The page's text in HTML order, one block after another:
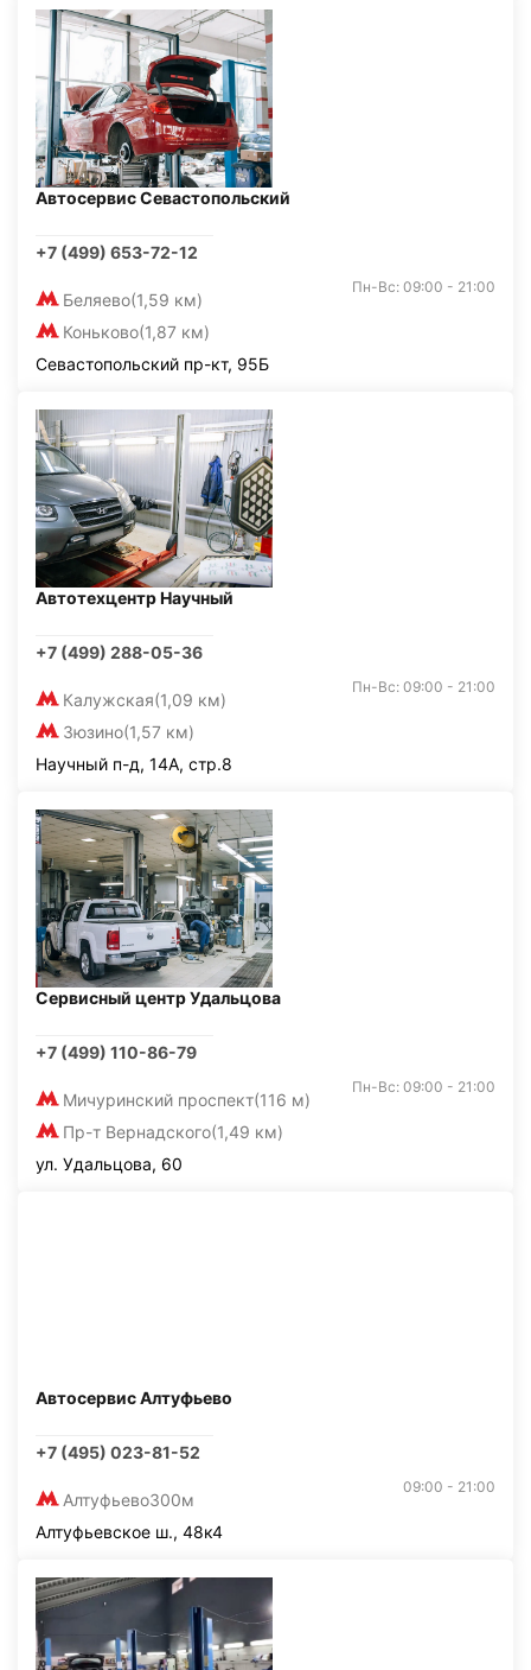
Автосервис Севастопольский
+7 (499) 653-72-12
Беляево(1,59 км)
Коньково(1,87 км)
Пн-Вс: 09:00 - 21:00
Севастопольский пр-кт, 95Б
Автотехцентр Научный
+7 (499) 288-05-36
Калужская(1,09 км)
Зюзино(1,57 км)
Пн-Вс: 09:00 - 21:00
Научный п-д, 14А, стр.8
Сервисный центр Удальцова
+7 (499) 110-86-79
Мичуринский проспект(116 м)
Пр-т Вернадского(1,49 км)
Пн-Вс: 09:00 - 21:00
ул. Удальцова, 60
Автосервис Алтуфьево
+7 (495) 023-81-52
Алтуфьево300м
09:00 - 21:00
Алтуфьевское ш., 48к4